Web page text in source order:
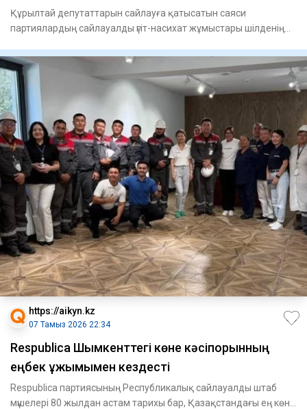
Құрылтай депутаттарын сайлауға қа­тысатын саяси
партиялардың сай­лауалды үгіт-насихат жұмыстары шіл­денің
https://aikyn.kz
07 Тамыз 2026 22:34
Respublica Шымкенттегі көне кәсіпорынның
еңбек ұжымымен кездесті
Respublica партиясының Республикалық сайлауалды штаб
мүшелері 80 жылдан астам тарихы бар, Қазақстандағы ең көне